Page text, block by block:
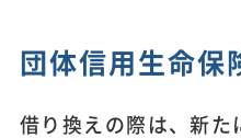
団体信用生命保
借り換えの際は、新